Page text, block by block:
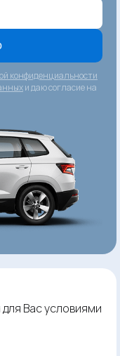
конфиденциальности
и даю согласие на
Вас условиями